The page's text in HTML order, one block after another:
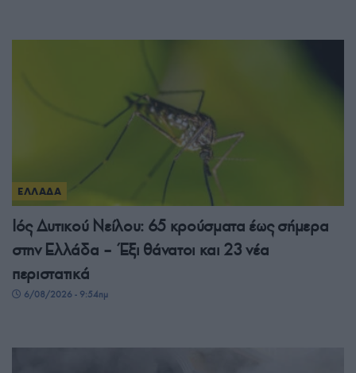
ΕΛΛΑΔΑ
Ιός Δυτικού Νείλου: 65 κρούσματα έως σήμερα
στην Ελλάδα – Έξι θάνατοι και 23 νέα
περιστατικά
6/08/2026 - 9:54πμ